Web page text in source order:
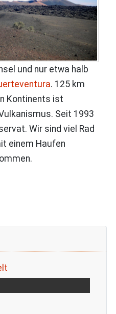
und nur etwa halb
. 125 km
Kontinents ist
Seit 1993
Wir sind viel Rad
einem Haufen